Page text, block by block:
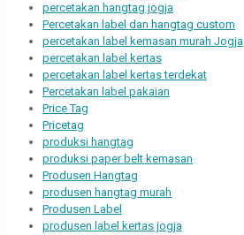
percetakan hangtag jogja
Percetakan label dan hangtag custom
percetakan label kemasan murah Jogja
percetakan label kertas
percetakan label kertas terdekat
Percetakan label pakaian
Price Tag
Pricetag
produksi hangtag
produksi paper belt kemasan
Produsen Hangtag
produsen hangtag murah
Produsen Label
produsen label kertas jogja